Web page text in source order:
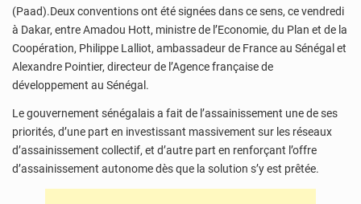
(Paad).Deux conventions ont été signées dans ce sens, ce vendredi
à Dakar, entre Amadou Hott, ministre de l’Economie, du Plan et de la
Coopération, Philippe Lalliot, ambassadeur de France au Sénégal et
Alexandre Pointier, directeur de l’Agence française de
développement au Sénégal.
Le gouvernement sénégalais a fait de l’assainissement une de ses
priorités, d’une part en investissant massivement sur les réseaux
d’assainissement collectif, et d’autre part en renforçant l’offre
d’assainissement autonome dès que la solution s’y est prêtée.